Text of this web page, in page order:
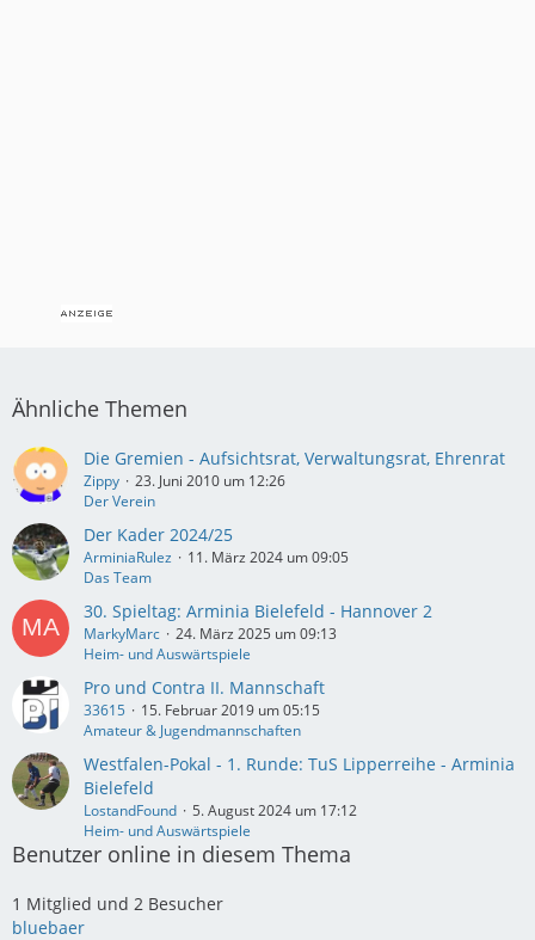
Ähnliche Themen
Die Gremien - Aufsichtsrat, Verwaltungsrat, Ehrenrat
Zippy
23. Juni 2010 um 12:26
Der Verein
Der Kader 2024/25
ArminiaRulez
11. März 2024 um 09:05
Das Team
30. Spieltag: Arminia Bielefeld - Hannover 2
MarkyMarc
24. März 2025 um 09:13
Heim- und Auswärtspiele
Pro und Contra II. Mannschaft
33615
15. Februar 2019 um 05:15
Amateur & Jugendmannschaften
Westfalen-Pokal - 1. Runde: TuS Lipperreihe - Arminia​
Bielefeld
LostandFound
5. August 2024 um 17:12
Heim- und Auswärtspiele
Benutzer online in diesem Thema
1 Mitglied und 2 Besucher
bluebaer